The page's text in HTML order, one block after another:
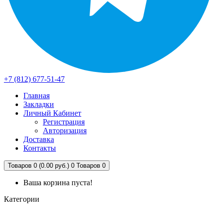
+7 (812) 677-51-47
Главная
Закладки
Личный Кабинет
Регистрация
Авторизация
Доставка
Контакты
Товаров 0 (0.00 руб.) 0 Товаров 0
Ваша корзина пуста!
Категории